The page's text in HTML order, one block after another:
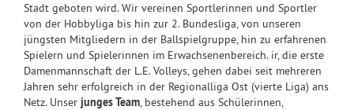
Stadt geboten wird. Wir vereinen Sportlerinnen und Sportler
von der Hobbyliga bis hin zur 2. Bundesliga, von unseren
jüngsten Mitgliedern in der Ballspielgruppe, hin zu erfahrenen
Spielern und Spielerinnen im Erwachsenenbereich. ir, die erste
Damenmannschaft der L.E. Volleys, gehen dabei seit mehreren
Jahren sehr erfolgreich in der Regionalliga Ost (vierte Liga) ans
Netz. Unser junges Team, bestehend aus Schülerinnen,